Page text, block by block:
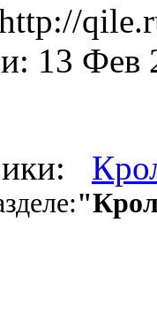
13 Фев